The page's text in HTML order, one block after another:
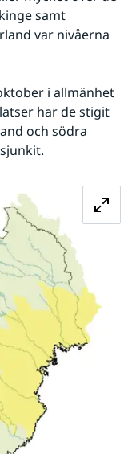
samt
var nivåerna
har de stigit
och södra